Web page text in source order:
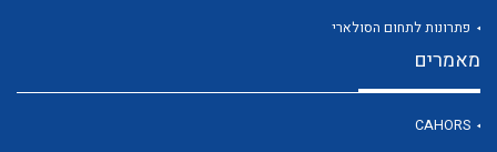
פתרונות לתחום הסולארי
מאמרים
CAHORS